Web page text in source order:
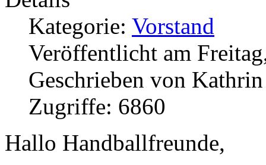
Kategorie: Vorstand
Veröffentlicht am
Geschrieben von
Zugriffe: 6860
Hallo Handballfreunde,